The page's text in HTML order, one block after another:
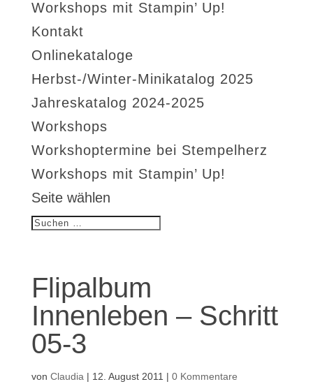
Workshops mit Stampin’ Up!
Kontakt
Onlinekataloge
Herbst-/Winter-Minikatalog 2025
Jahreskatalog 2024-2025
Workshops
Workshoptermine bei Stempelherz
Workshops mit Stampin’ Up!
Seite wählen
Flipalbum
Innenleben – Schritt
05-3
von Claudia | 12. August 2011 | 0 Kommentare